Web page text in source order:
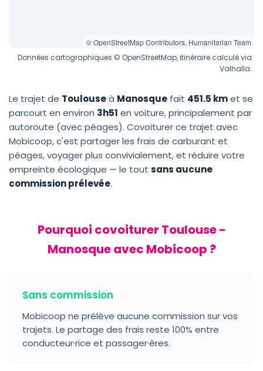
© OpenStreetMap Contributors, Humanitarian Team
Données cartographiques © OpenStreetMap, itinéraire calculé via
Valhalla.
Le trajet de Toulouseà Manosque fait 451.5 kmet se
parcourt en environ 3h51 en voiture, principalement par
autoroute (avec péages). Covoiturer ce trajet avec
Mobicoop, c'est partager les frais de carburant et
péages, voyager plus convivialement, et réduire votre
empreinte écologique — le tout sans aucune
commission prélevée.
Pourquoi covoiturer Toulouse -
Manosque avec Mobicoop ?
Sans commission
Mobicoop ne prélève aucune commission sur vos
trajets. Le partage des frais reste 100% entre
conducteur·rice et passager·ères.